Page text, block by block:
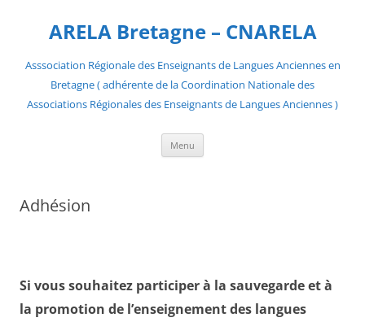
contenuARELA Bretagne – CNARELA
Asssociation Régionale des Enseignants de Langues Anciennes en
Bretagne ( adhérente de la Coordination Nationale des
Associations Régionales des Enseignants de Langues Anciennes )
Menu
Adhésion
Si vous souhaitez participer à la sauvegarde et à
la promotion de l’enseignement des langues